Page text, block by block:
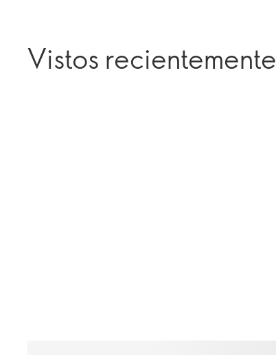
Vistos recientemente